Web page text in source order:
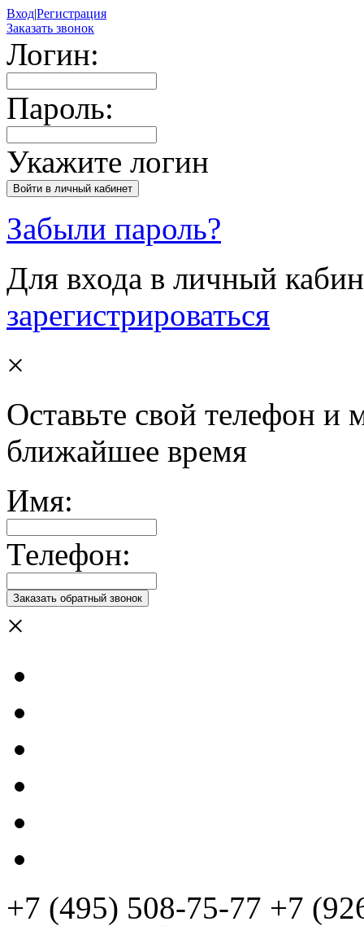
Вход|Регистрация
Заказать звонок
Логин:
Пароль:
Укажите логин
Забыли пароль?
Для входа в личный
зарегистрироваться
×
Оставьте свой телефон и
ближайшее время
Имя:
Телефон:
×
+7 (495) 508-75-77 +7